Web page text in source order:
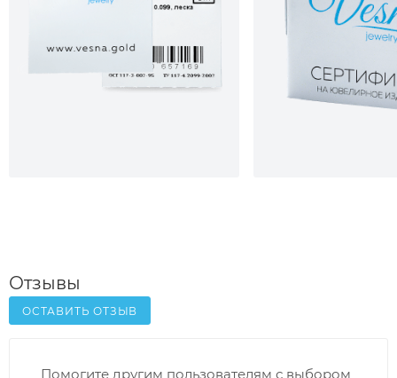
Отзывы
ОСТАВИТЬ ОТЗЫВ
Помогите другим пользователям с выбором